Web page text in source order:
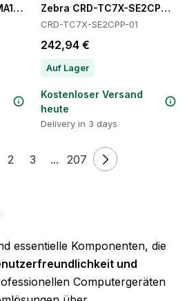
10 Batteries
Zebra CRD-TC7X-SE2CPP-
CRD-TC7X-SE2CPP-01
242,94 €
Auf Lager
Kostenloser Versand
heute
Delivery in 3 days
2 3 ... 207
essentielle Komponenten, die
und
Computergeräten